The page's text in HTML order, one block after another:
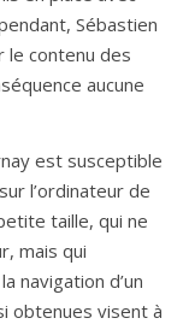
Sébastien
le contenu des
aucune
est susceptible
l’ordinateur de
taille, qui ne
mais qui
navigation d’un
obtenues visent à